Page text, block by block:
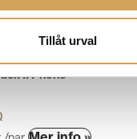
Tillåt urval
II Phono
Den